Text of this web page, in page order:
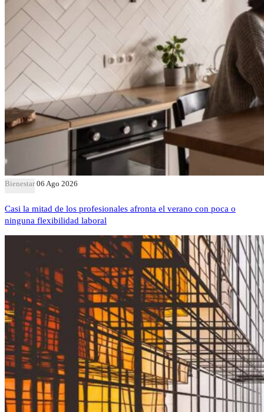
Bienestar 06 Ago 2026
Casi la mitad de los profesionales afronta el verano con poca o
ninguna flexibilidad laboral